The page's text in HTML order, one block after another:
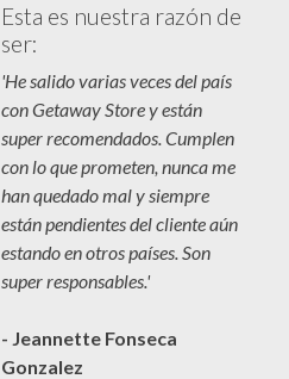
Esta es nuestra razón de
ser:
'He salido varias veces del país
con Getaway Store y están
super recomendados. Cumplen
con lo que prometen, nunca me
han quedado mal y siempre
están pendientes del cliente aún
estando en otros países. Son
super responsables.'
- Jeannette Fonseca
Gonzalez